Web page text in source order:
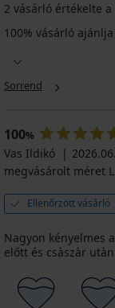
2 vásárló értékelte
100% vásárló
Sorrend
100%
Vas Ildikó
megvásárolt méret L
Ellenőrzött vásárló
Nagyon kényelmes
előtt és csàszàr